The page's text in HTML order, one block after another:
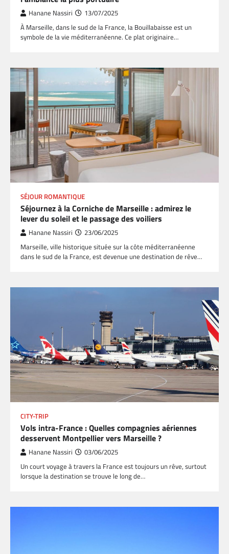
Hanane Nassiri 13/07/2025
À Marseille, dans le sud de la France, la Bouillabaisse est un
symbole de la vie méditerranéenne. Ce plat originaire…
SÉJOUR ROMANTIQUE
Séjournez à la Corniche de Marseille : admirez le
lever du soleil et le passage des voiliers
Hanane Nassiri 23/06/2025
Marseille, ville historique située sur la côte méditerranéenne
dans le sud de la France, est devenue une destination de rêve…
CITY-TRIP
Vols intra-France : Quelles compagnies aériennes
desservent Montpellier vers Marseille ?
Hanane Nassiri 03/06/2025
Un court voyage à travers la France est toujours un rêve, surtout
lorsque la destination se trouve le long de…